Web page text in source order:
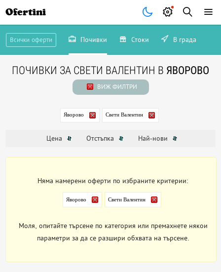
Ofertini
Всички оферти Почивки Стоки В града
ПОЧИВКИ ЗА СВЕТИ ВАЛЕНТИН В ЯВОРОВО
ВИЖ ФИЛТРИ
Яворово Свети Валентин
Цена Отстъпка Най-нови
Няма намерени оферти по избраните критерии:
Яворово Свети Валентин
Моля, опитайте търсене по категория или премахнете някои
параметри за да се разшири обхвата на търсене.